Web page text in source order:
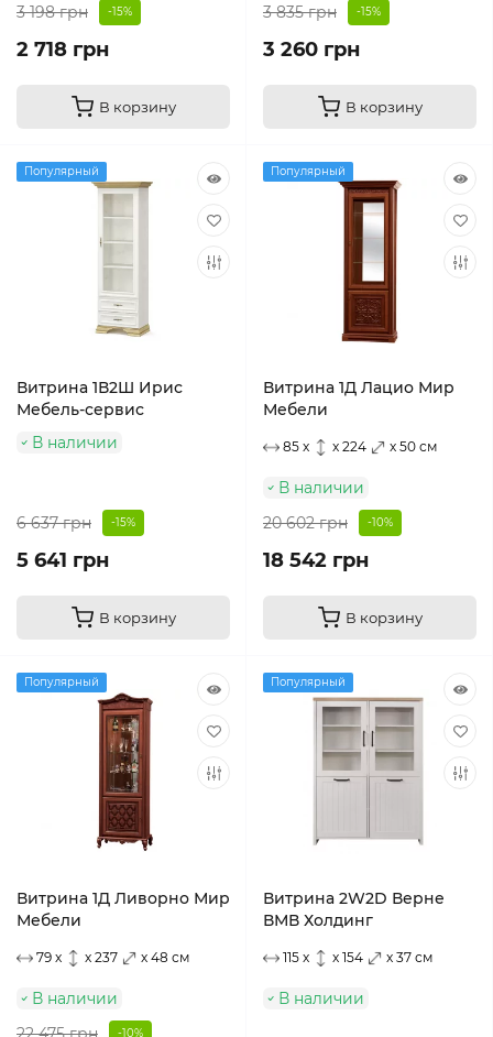
3 198 грн
-15%
2 718 грн
В корзину
3 835 грн
-15%
3 260 грн
В корзину
Популярный
Витрина 1В2Ш Ирис
Мебель-сервис
В наличии
6 637 грн -15%
5 641 грн
В корзину
Популярный
Витрина 1Д Лацио Мир
Мебели
85 x x 224 x 50 см
В наличии
20 602 грн
-10%
18 542 грн
В корзину
Популярный
Витрина 1Д Ливорно Мир
Мебели
79 x x 237 x 48 см
В наличии
-10%
Популярный
Витрина 2W2D Верне
ВМВ Холдинг
115 x x 154 x 37 см
В наличии